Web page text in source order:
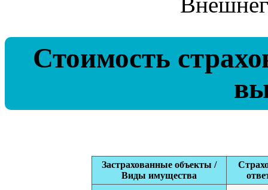
Стоимость
Застрахованные объекты /
Виды имущества